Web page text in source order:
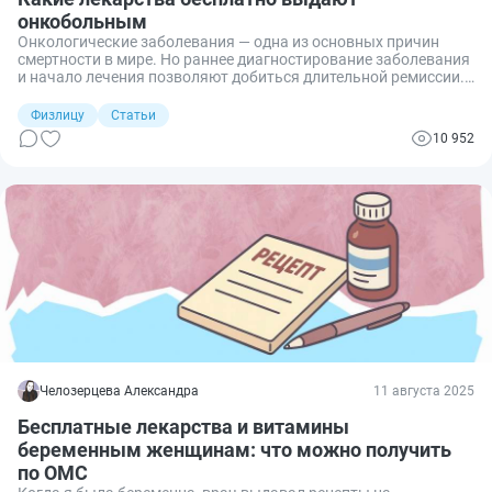
онкобольным
Онкологические заболевания — одна из основных причин
смертности в мире. Но раннее диагностирование заболевания
и начало лечения позволяют добиться длительной ремиссии.
важно знать, какие препараты онкобольной вправе получить
бесплатно. Разбираемся, какие лекарства положены при
онкологии и как их получить.
Физлицу
Статьи
10 952
Челозерцева Александра 11 августа 2025
Бесплатные лекарства и витамины
беременным женщинам: что можно получить
по ОМС